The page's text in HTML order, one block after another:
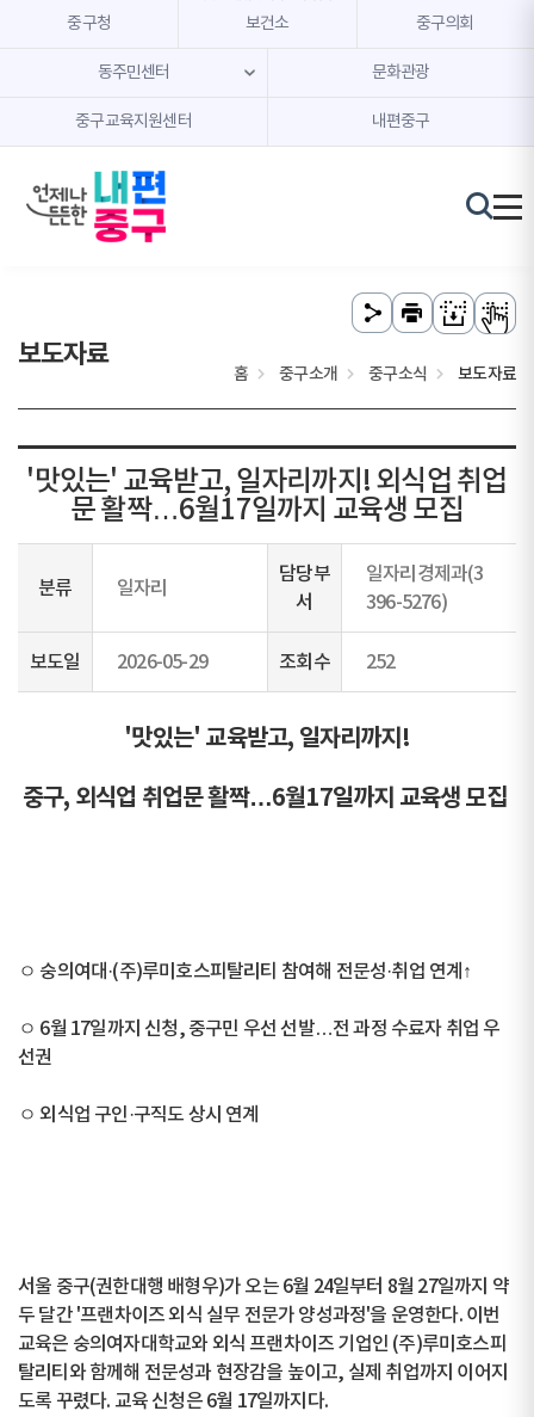
본문 내용 바로가기
주메뉴 바로가기
중구청 보건소 중구의회
동주민센터 문화관광
중구교육지원센터 내편중구
보도자료
홈 중구소개 중구소식 보도자료
'맛있는' 교육받고, 일자리까지! 외식업 취업
문 활짝…6월17일까지 교육생 모집
분류 일자리
담당부
서
일자리경제과(3
396-5276)
보도일 2026-05-29 조회수 252
'맛있는' 교육받고, 일자리까지!
중구, 외식업 취업문 활짝…6월17일까지 교육생 모집
ㅇ 숭의여대·(주)루미호스피탈리티 참여해 전문성·취업 연계↑
ㅇ 6월 17일까지 신청, 중구민 우선 선발…전 과정 수료자 취업 우
선권
ㅇ 외식업 구인·구직도 상시 연계
서울 중구(권한대행 배형우)가 오는 6월 24일부터 8월 27일까지 약
두 달간 '프랜차이즈 외식 실무 전문가 양성과정'을 운영한다. 이번
교육은 숭의여자대학교와 외식 프랜차이즈 기업인 (주)루미호스피
탈리티와 함께해 전문성과 현장감을 높이고, 실제 취업까지 이어지
도록 꾸렸다. 교육 신청은 6월 17일까지다.